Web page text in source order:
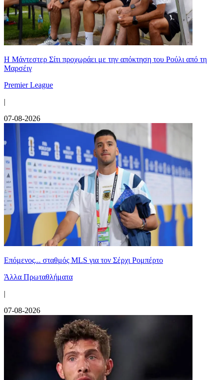
Η Μάντεστερ Σίτι προχωράει με την απόκτηση του Ρούλι από τη
Μαρσέιγ
Premier League
|
07-08-2026
Επόμενος... σταθμός MLS για τον Σέρχι Ρομπέρτο
Άλλα Πρωταθλήματα
|
07-08-2026